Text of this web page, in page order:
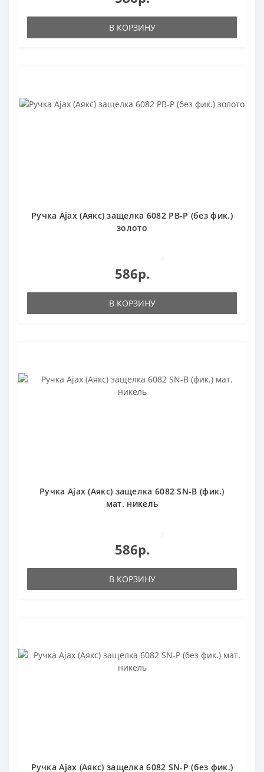
В КОРЗИНУ
Ручка Ajax (Аякс) защелка 6082 PB-P (без фик.)
золото
586р.
В КОРЗИНУ
Ручка Ajax (Аякс) защелка 6082 SN-B (фик.)
мат. никель
586р.
В КОРЗИНУ
Ручка Ajax (Аякс) защелка 6082 SN-P (без фик.)